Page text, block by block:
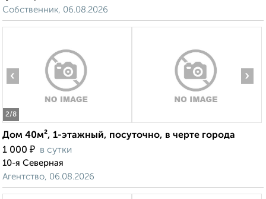
Собственник, 06.08.2026
2/8
‹ ›
Дом 40м², 1-этажный, посуточно, в черте города
1 000 ₽ в сутки
10-я Северная
Агентство, 06.08.2026